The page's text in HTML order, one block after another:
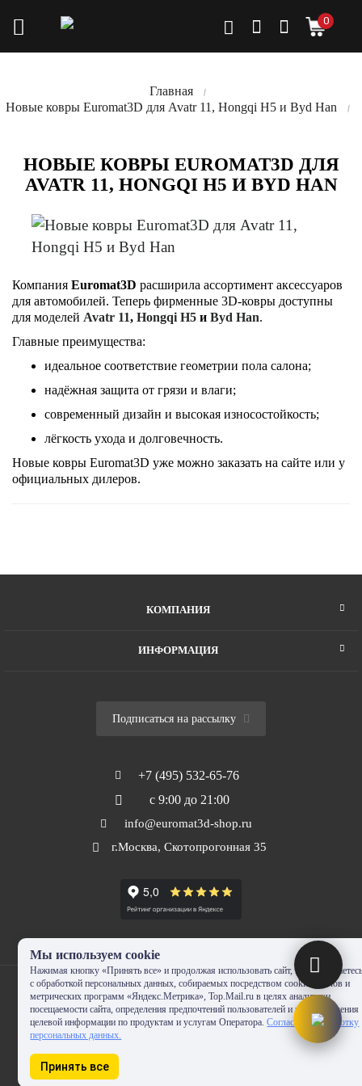
0
Главная
Новые ковры Euromat3D для Avatr 11, Hongqi H5 и Byd Han
НОВЫЕ КОВРЫ EUROMAT3D ДЛЯ
AVATR 11, HONGQI H5 И BYD HAN
Компания Euromat3D расширила ассортимент аксессуаров
для автомобилей. Теперь фирменные 3D-ковры доступны
для моделей Avatr 11, Hongqi H5 и Byd Han.
Главные преимущества:
идеальное соответствие геометрии пола салона;
надёжная защита от грязи и влаги;
современный дизайн и высокая износостойкость;
лёгкость ухода и долговечность.
Новые ковры Euromat3D уже можно заказать на сайте или у
официальных дилеров.
КОМПАНИЯ
ИНФОРМАЦИЯ
Подписаться на рассылку
+7 (495) 532-65-76
с 9:00 до 21:00
info@euromat3d-shop.ru
г.Москва, Скотопрогонная 35
© 2010-2024 - EUROMAT|3D-SHOP.RU. Все права защищены. Копирование
Мы используем cookie
Нажимая кнопку «Принять все» и продолжая использовать сайт, Вы
с обработкой персональных данных, собираемых посредством cookie-файлов и
метрических программ «Яндекс.Метрика», Top.Mail.ru в целях аналитики
посещаемости сайта, определения предпочтений пользователей и предоставления
целевой информации по продуктам и услугам Оператора.Согласие на обработку
персональных данных.
Принять все